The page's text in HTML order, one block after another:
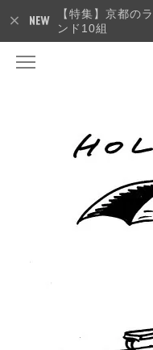
【特集】京都の
ンド10組